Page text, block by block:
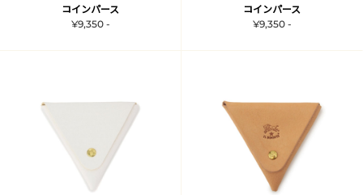
コインパース
¥9,350 -
コインパース
¥9,350 -